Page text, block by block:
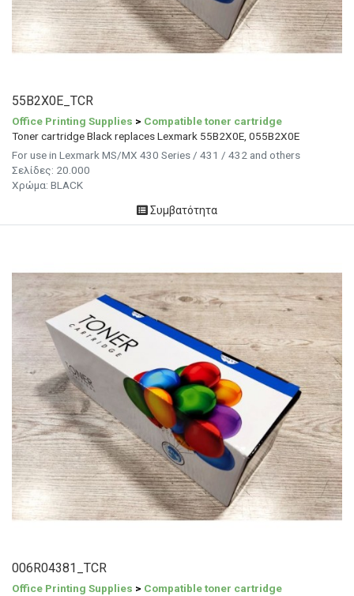
55B2X0E_TCR
Office Printing Supplies > Compatible toner cartridge
Toner cartridge Black replaces Lexmark 55B2X0E, 055B2X0E
For use in Lexmark MS/MX 430 Series / 431 / 432 and others
Σελίδες: 20.000
Χρώμα: BLACK
Συμβατότητα
006R04381_TCR
Office Printing Supplies > Compatible toner cartridge